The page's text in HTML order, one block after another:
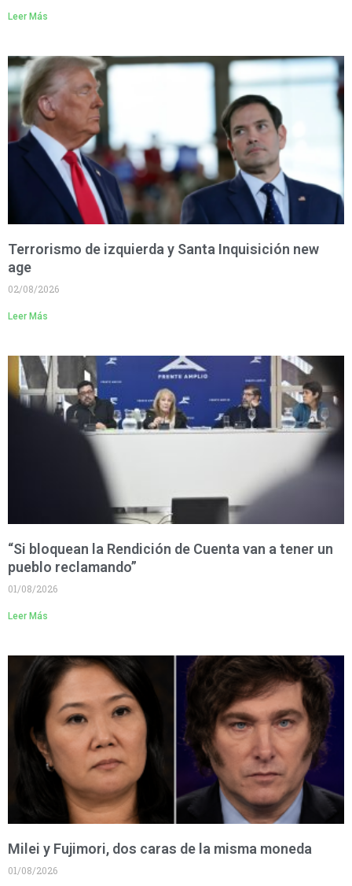
Leer Más
Terrorismo de izquierda y Santa Inquisición new
age
02/08/2026
Leer Más
“Si bloquean la Rendición de Cuenta van a tener un
pueblo reclamando”
01/08/2026
Leer Más
Milei y Fujimori, dos caras de la misma moneda
01/08/2026